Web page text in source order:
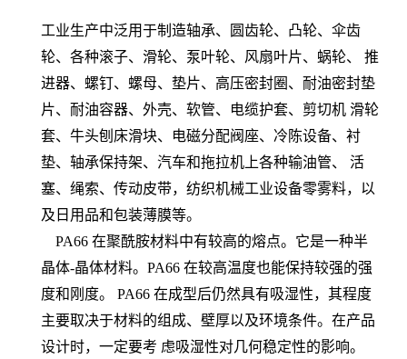
工业生产中泛用于制造轴承、圆齿轮、凸轮、伞齿
轮、各种滚子、滑轮、泵叶轮、风扇叶片、蜗轮、 推
进器、螺钉、螺母、垫片、高压密封圈、耐油密封垫
片、耐油容器、外壳、软管、电缆护套、剪切机 滑轮
套、牛头刨床滑块、电磁分配阀座、冷陈设备、衬
垫、轴承保持架、汽车和拖拉机上各种输油管、 活
塞、绳索、传动皮带，纺织机械工业设备零雾料，以
及日用品和包装薄膜等。
PA66 在聚酰胺材料中有较高的熔点。它是一种半
晶体-晶体材料。PA66 在较高温度也能保持较强的强
度和刚度。 PA66 在成型后仍然具有吸湿性，其程度
主要取决于材料的组成、壁厚以及环境条件。在产品
设计时，一定要考 虑吸湿性对几何稳定性的影响。